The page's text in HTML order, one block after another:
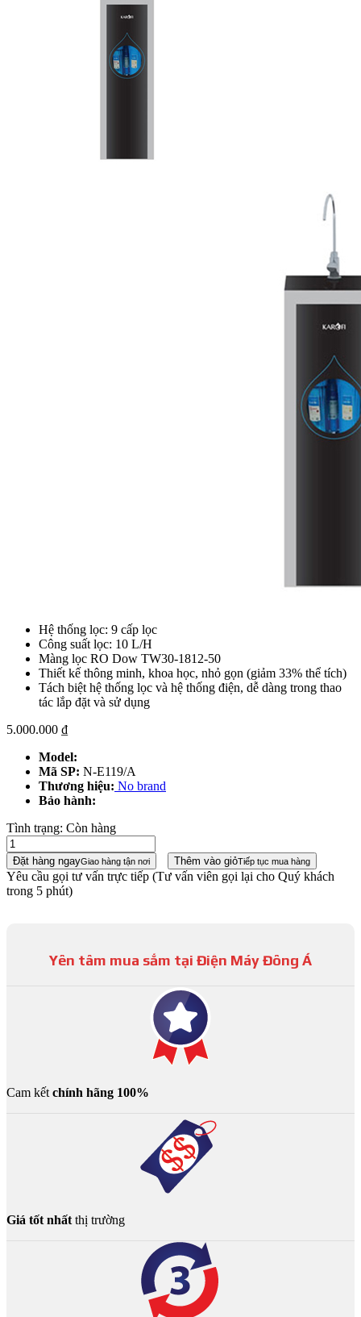
Hệ thống lọc: 9 cấp lọc
Công suất lọc: 10 L/H
Màng lọc RO Dow TW30-1812-50
Thiết kế thông minh, khoa học, nhỏ gọn (giảm 33% thể tích)
Tách biệt hệ thống lọc và hệ thống điện, dễ dàng trong thao
tác lắp đặt và sử dụng
5.000.000 ₫
Model:
Mã SP: N-E119/A
Thương hiệu: No brand
Bảo hành:
Tình trạng: Còn hàng
Đặt hàng ngayGiao hàng tận nơi Thêm vào giỏTiếp tục mua hàng
Yêu cầu gọi tư vấn trực tiếp (Tư vấn viên gọi lại cho Quý khách
trong 5 phút)
Yên tâm mua sắm tại Điện Máy Đông Á
Cam kết chính hãng 100%
Giá tốt nhất thị trường